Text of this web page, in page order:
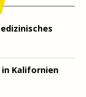
Kalifornien